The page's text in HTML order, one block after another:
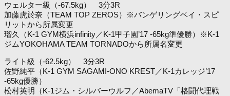
ウェルター級（-67.5kg） 3分3R
加藤虎於奈（TEAM TOP ZEROS）※バンゲリングベイ・スピ
リットから所属変更
瑠久（K-1 GYM横浜infinity／K-1甲子園’17 -65kg準優勝）※K-1
ジムYOKOHAMA TEAM TORNADOから所属名変更
ライト級（-62.5kg） 3分3R
佐野純平（K-1 GYM SAGAMI-ONO KREST／K-1カレッジ’17
-65kg優勝）
松村英明（K-1ジム・シルバーウルフ／AbemaTV「格闘代理戦